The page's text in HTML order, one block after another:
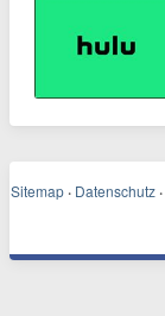
Sitemap · Datenschutz ·